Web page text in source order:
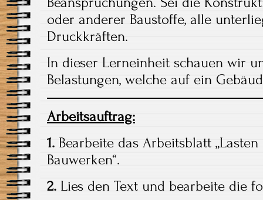
oder anderer Baustoffe, alle
Druckkräften.
In dieser Lerneinheit schauen wir
Belastungen, welche auf ein
Arbeitsauftrag:
1. Bearbeite das Arbeitsblatt
Bauwerken“.
2. Lies den Text und bearbeite die